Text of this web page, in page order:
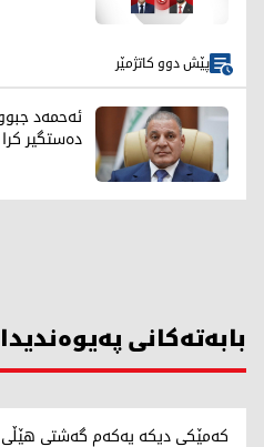
پێش دوو کاتژمێر
ئەحمەد
دەستگیر کرا
بابەتەکانی
کەمێکی دیکە یەکەم گەشتی هێڵی